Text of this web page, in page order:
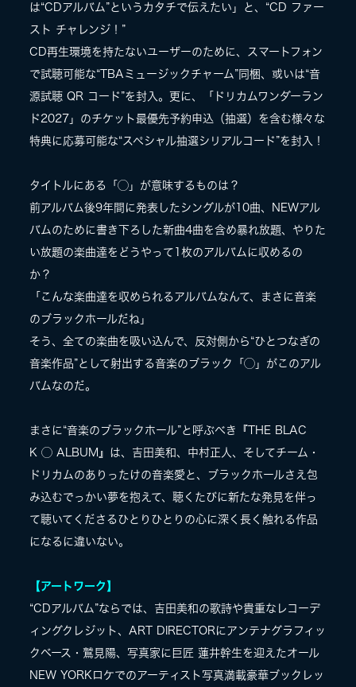
は“CDアルバム”というカタチで伝えたい」と、“CD ファー
スト チャレンジ！”
CD再生環境を持たないユーザーのために、スマートフォン
で試聴可能な“TBAミュージックチャーム”同梱、或いは“音
源試聴 QR コード”を封入。更に、「ドリカムワンダーラン
ド2027」のチケット最優先予約申込（抽選）を含む様々な
特典に応募可能な“スペシャル抽選シリアルコード”を封入！
タイトルにある「◯」が意味するものは？
前アルバム後9年間に発表したシングルが10曲、NEWアル
バムのために書き下ろした新曲4曲を含め暴れ放題、やりた
い放題の楽曲達をどうやって1枚のアルバムに収めるの
か？
「こんな楽曲達を収められるアルバムなんて、まさに音楽
のブラックホールだね」
そう、全ての楽曲を吸い込んで、反対側から“ひとつなぎの
音楽作品”として射出する音楽のブラック「◯」がこのアル
バムなのだ。
まさに“音楽のブラックホール”と呼ぶべき『THE BLAC
K ◯ ALBUM』は、吉田美和、中村正人、そしてチーム・
ドリカムのありったけの音楽愛と、ブラックホールさえ包
み込むでっかい夢を抱えて、聴くたびに新たな発見を伴っ
て聴いてくださるひとりひとりの心に深く長く触れる作品
になるに違いない。
【アートワーク】
“CDアルバム”ならでは、吉田美和の歌詩や貴重なレコーデ
ィングクレジット、ART DIRECTORにアンテナグラフィッ
クベース・鷲見陽、写真家に巨匠 蓮井幹生を迎えたオール
NEW YORKロケでのアーティスト写真満載豪華ブックレッ